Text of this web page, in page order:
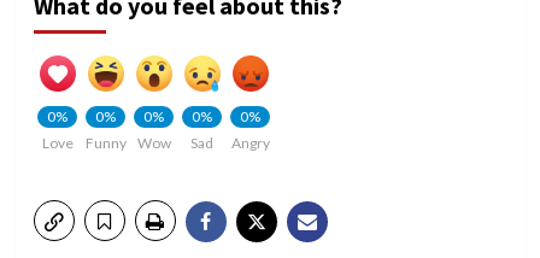
0%
Love
0%
Funny
0%
Wow
0%
Sad
0%
Angry